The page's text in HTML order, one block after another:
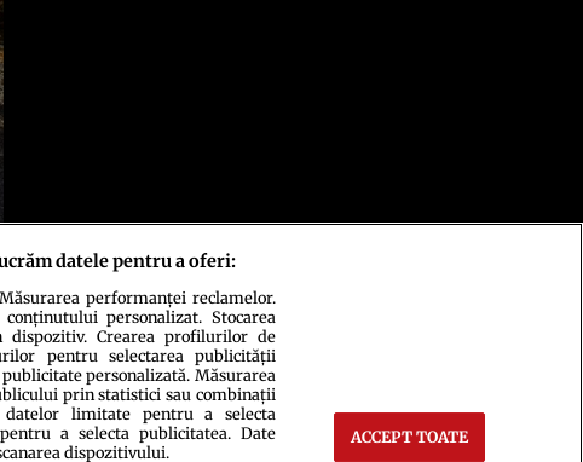
datele pentru a oferi:
performanței reclamelor.
personalizat. Stocarea
dispozitiv. Crearea profilurilor de
pentru selectarea publicității
personalizată. Măsurarea
prin statistici sau combinații
limitate pentru a selecta
a selecta publicitatea. Date
dispozitivului.
ACCEPT TOATE